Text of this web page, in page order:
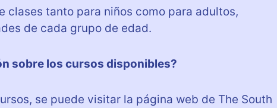
clases tanto para niños como para adultos,
de cada grupo de edad.
sobre los cursos disponibles?
se puede visitar la página web de The South